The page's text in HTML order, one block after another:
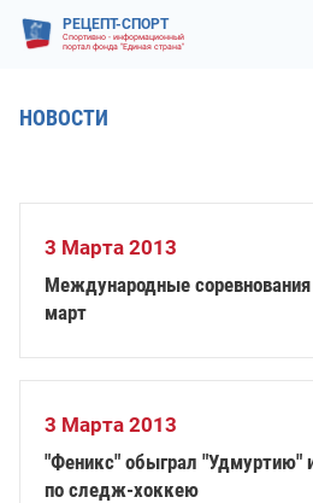
РЕЦЕПТ-СПОРТ
Спортивно - информационный
портал фонда "Единая страна"
НОВОСТИ
3 Марта 2013
Международные
март
3 Марта 2013
"Феникс" обыграл "Удмуртию"
по следж-хоккею